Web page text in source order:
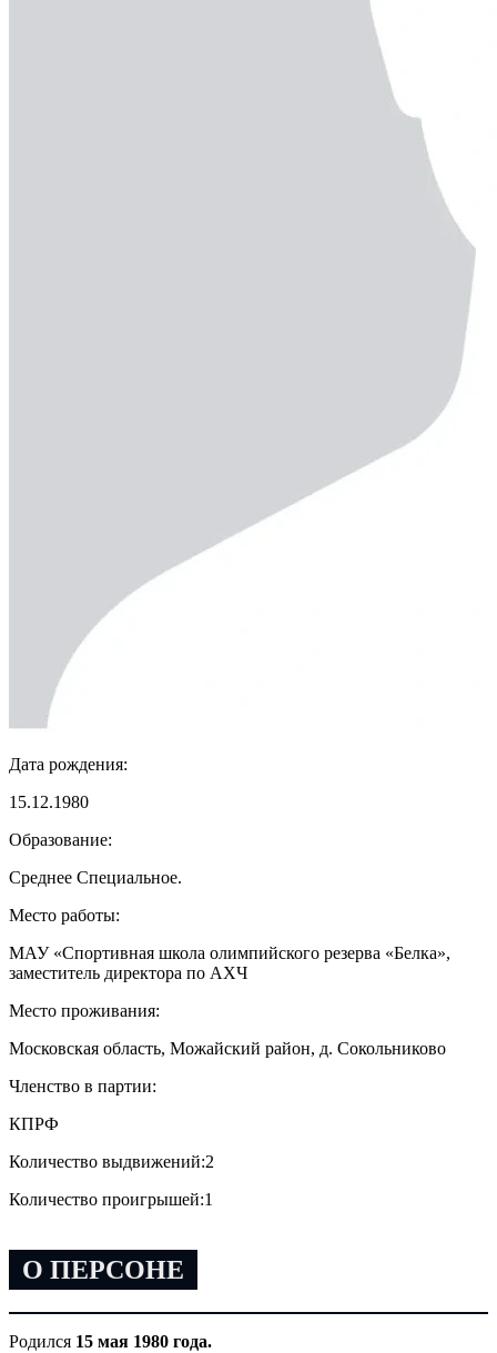
Дата рождения:
15.12.1980
Образование:
Среднее Специальное.
Место работы:
МАУ «Спортивная школа олимпийского резерва «Белка»,
заместитель директора по АХЧ
Место проживания:
Московская область, Можайский район, д. Сокольниково
Членство в партии:
КПРФ
Количество выдвижений:2
Количество проигрышей:1
О ПЕРСОНЕ
Родился 15 мая 1980 года.